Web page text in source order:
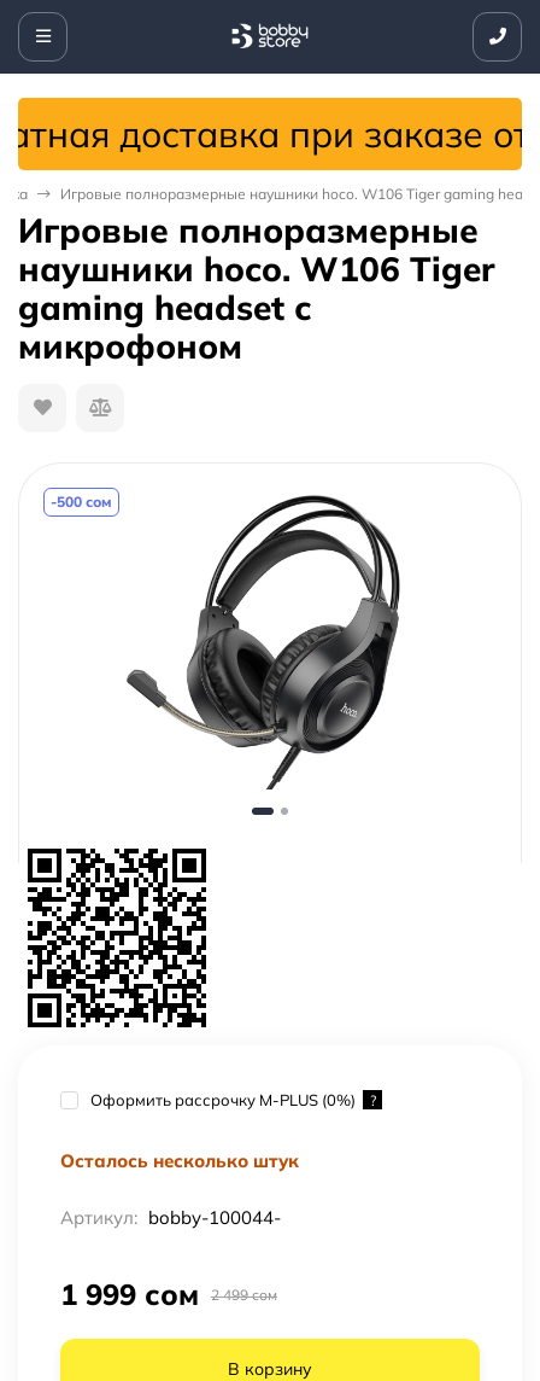
доставка при заказе от
Игровые полноразмерные наушники hoco. W106 Tiger gaming
Игровые полноразмерные
наушники hoco. W106 Tiger
gaming headset с
микрофоном
-500 сом
Оформить рассрочку M-PLUS (0%) ?
Осталось несколько штук
Артикул: bobby-100044-
1 999 сом 2 499 сом
В корзину